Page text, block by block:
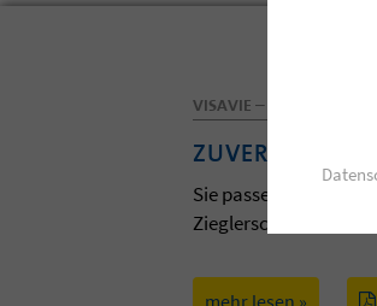
VISAVIE – DAS MAGAZIN
ZUVERSICHT
Sie passen zum
Zieglerschen. Lassen